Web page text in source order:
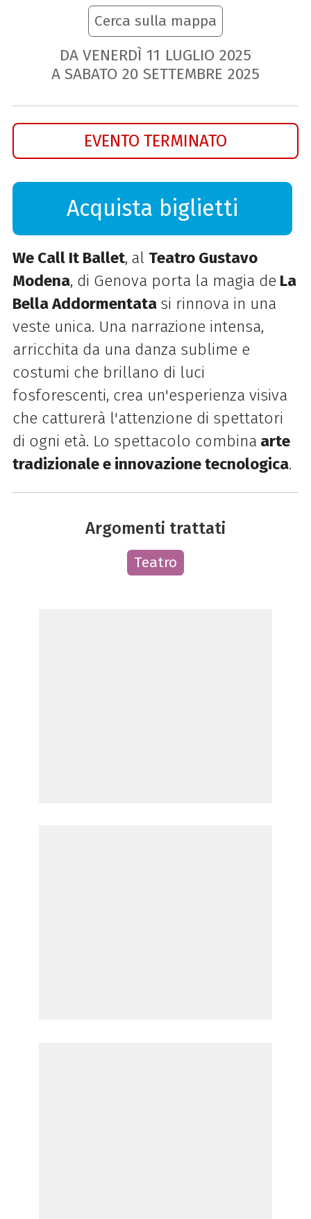
Cerca sulla mappa
DA VENERDÌ 11 LUGLIO 2025
A SABATO 20 SETTEMBRE 2025
EVENTO TERMINATO
Acquista biglietti
We Call It Ballet, al Teatro Gustavo
Modena, di Genova porta la magia de La
Bella Addormentata si rinnova in una
veste unica. Una narrazione intensa,
arricchita da una danza sublime e
costumi che brillano di luci
fosforescenti, crea un'esperienza visiva
che catturerà l'attenzione di spettatori
di ogni età. Lo spettacolo combina arte
tradizionale e innovazione tecnologica.
Argomenti trattati
Teatro